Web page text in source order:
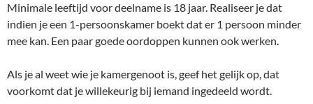
Minimale leeftijd voor deelname is 18 jaar. Realiseer je dat
indien je een 1-persoonskamer boekt dat er 1 persoon minder
mee kan. Een paar goede oordoppen kunnen ook werken.
Als je al weet wie je kamergenoot is, geef het gelijk op, dat
voorkomt dat je willekeurig bij iemand ingedeeld wordt.